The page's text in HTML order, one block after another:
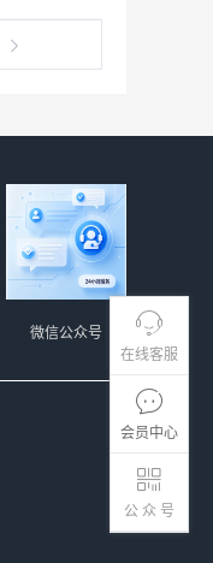
在线客服
会员中心
公 众 号
微信公众号